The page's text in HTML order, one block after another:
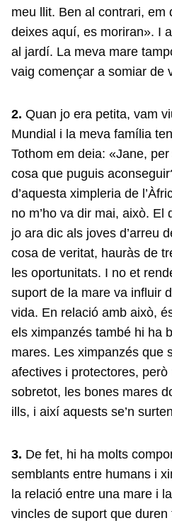
meu llit. Ben al contrari, em
deixes aquí, es moriran». I
al jardí. La meva mare
vaig començar a somiar de
2. Quan jo era petita, vam
Mundial i la meva família
Tothom em deia: «Jane,
cosa que puguis
d’aquesta ximpleria de
no m’ho va dir mai, això. El
jo ara dic als joves d’arreu
cosa de veritat, hauràs de
les oportunitats. I no et
suport de la mare va influir
vida. En relació amb això,
els ximpanzés també hi ha
mares. Les ximpanzés que
afectives i protectores,
sobretot, les bones mares
ills, i així aquests se’n
3. De fet, hi ha molts
semblants entre humans i
la relació entre una mare i
vincles de suport que